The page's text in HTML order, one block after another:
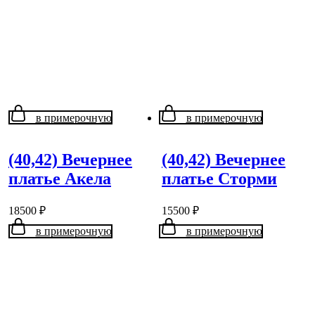
в примерочную
(40,42) Вечернее
платье Акела
18500 ₽
в примерочную
в примерочную
(40,42) Вечернее
платье Сторми
15500 ₽
в примерочную